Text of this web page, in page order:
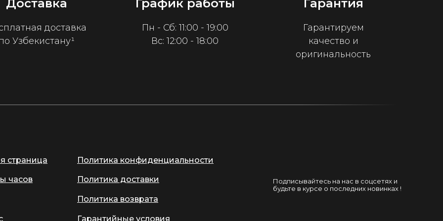
Доставка
доставка
Узбекистану¹
График работы
Пн - Сб: 11:00 - 19:00
Вс: 12:00 - 18:00
Гарантия
Гарантируем
качество и
оригинальность
Подписывайтесь на нас в соцсетях и
будьте в курсе о последних новинках !
страница
часов
Политика конфиденциальности
Политика доставки
Политика возврата
Гарантийные условия